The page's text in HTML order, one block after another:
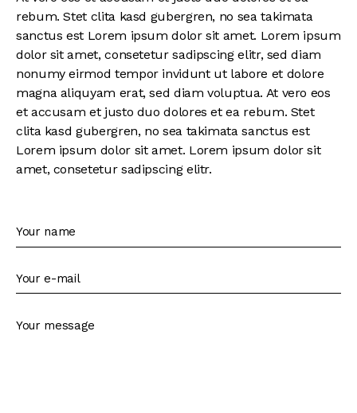
rebum. Stet clita kasd gubergren, no sea takimata
sanctus est Lorem ipsum dolor sit amet. Lorem ipsum
dolor sit amet, consetetur sadipscing elitr, sed diam
nonumy eirmod tempor invidunt ut labore et dolore
magna aliquyam erat, sed diam voluptua. At vero eos
et accusam et justo duo dolores et ea rebum. Stet
clita kasd gubergren, no sea takimata sanctus est
Lorem ipsum dolor sit amet. Lorem ipsum dolor sit
amet, consetetur sadipscing elitr.